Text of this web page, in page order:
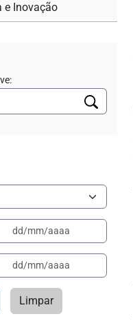
e Inovação
Limpar